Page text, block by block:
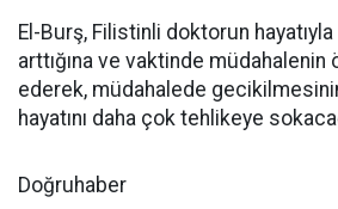
El-Burş, Filistinli doktorun
arttığına ve vaktinde
ederek, müdahalede
hayatını daha çok tehlikeye
Doğruhaber